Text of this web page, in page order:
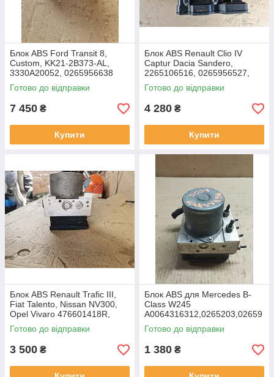
Блок ABS Ford Transit 8,
Custom, KK21-2B373-AL,
3330A20052, 0265956638
Готово до відправки
7 450 ₴
Купити
Блок ABS Renault Clio IV
Captur Dacia Sandero,
2265106516, 0265956527,
476601283R
Готово до відправки
4 280 ₴
Купити
Блок ABS Renault Trafic III,
Fiat Talento, Nissan NV300,
Opel Vivaro 476601418R,
93459794, 10.0220-0872.4,
10.0915-1478.3, 10.0625
Готово до відправки
3 500 ₴
Блок ABS для Mercedes B-
Class W245
A0064316312,0265203,02659
50986
Готово до відправки
1 380 ₴